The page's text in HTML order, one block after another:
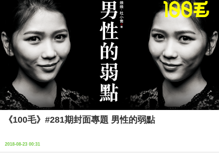
《100毛》#281期封面專題 男性的弱點
2018-08-23 00:31